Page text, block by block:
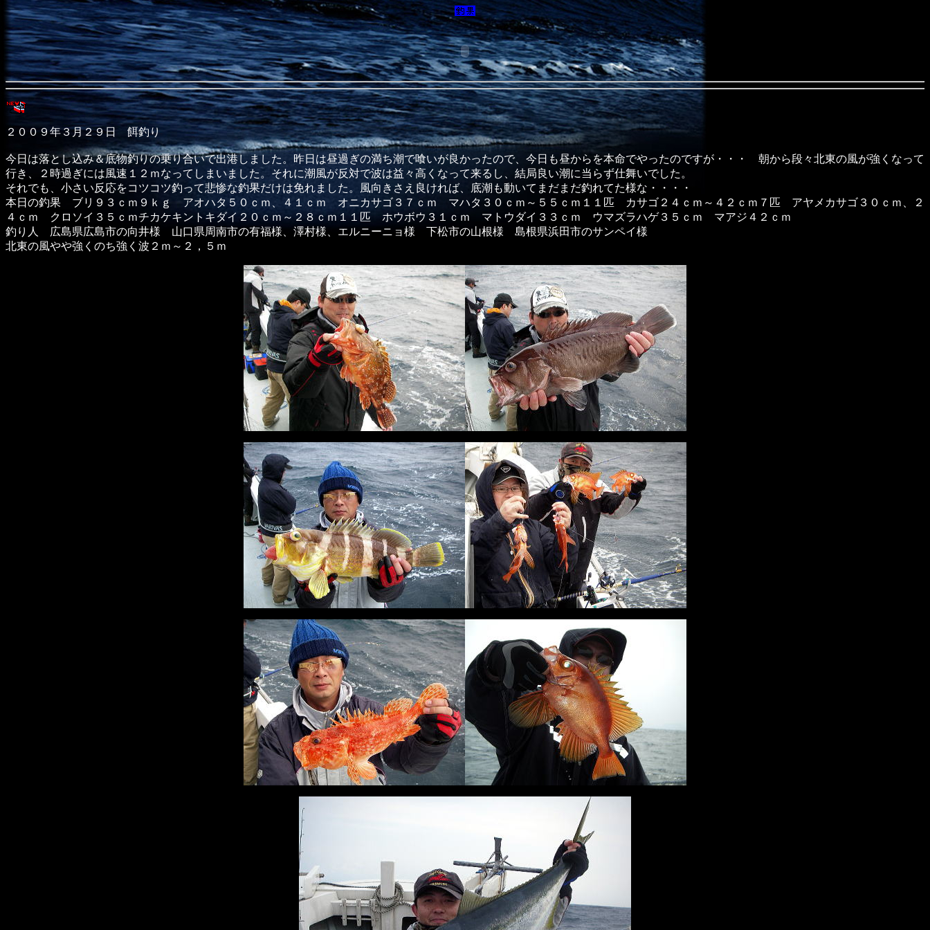
２００９年３月２９日 餌釣り
今日は落とし込み＆底物釣りの乗り合いで出港しました。昨日は昼過ぎの満ち潮で喰いが良かったので、今日も昼からを本命でやったのですが・・・ 朝から段々北東の風が強くなって
行き、２時過ぎには風速１２ｍなってしまいました。それに潮風が反対で波は益々高くなって来るし、結局良い潮に当らず仕舞いでした。
それでも、小さい反応をコツコツ釣って悲惨な釣果だけは免れました。風向きさえ良ければ、底潮も動いてまだまだ釣れてた様な・・・・
本日の釣果 ブリ９３ｃｍ９ｋｇ アオハタ５０ｃｍ、４１ｃｍ オニカサゴ３７ｃｍ マハタ３０ｃｍ～５５ｃｍ１１匹 カサゴ２４ｃｍ～４２ｃｍ７匹 アヤメカサゴ３０ｃｍ、２
４ｃｍ クロソイ３５ｃｍチカケキントキダイ２０ｃｍ～２８ｃｍ１１匹 ホウボウ３１ｃｍ マトウダイ３３ｃｍ ウマズラハゲ３５ｃｍ マアジ４２ｃｍ
釣り人 広島県広島市の向井様 山口県周南市の有福様、澤村様、エルニーニョ様 下松市の山根様 島根県浜田市のサンペイ様
北東の風やや強くのち強く波２ｍ～２，５ｍ